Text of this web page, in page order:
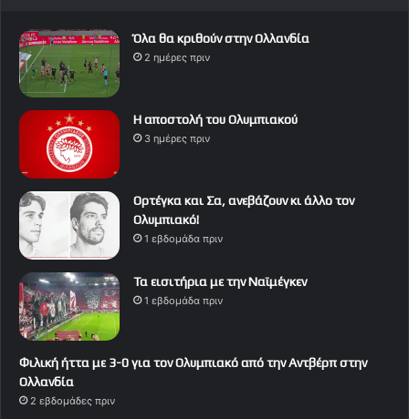
Όλα θα κριθούν στην Ολλανδία
2 ημέρες πριν
Η αποστολή του Ολυμπιακού
3 ημέρες πριν
Ορτέγκα και Σα, ανεβάζουν κι άλλο τον
Ολυμπιακό!
1 εβδομάδα πριν
Τα εισιτήρια με την Ναϊμέγκεν
1 εβδομάδα πριν
Φιλική ήττα με 3-0 για τον Ολυμπιακό από την Αντβέρπ στην
Ολλανδία
2 εβδομάδες πριν